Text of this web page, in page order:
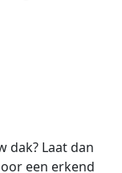
dak? Laat dan
een erkend